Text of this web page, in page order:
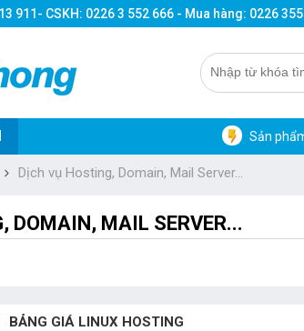
911- CSKH: 0226 3 552 666 - Mua hàng: 0226
Sản
Dịch vụ Hosting, Domain, Mail Server...
DOMAIN, MAIL SERVER...
BẢNG GIÁ LINUX HOSTING